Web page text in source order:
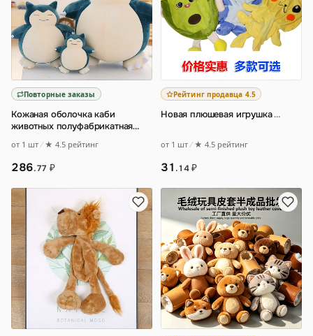
Повторные заказы
Кожаная оболочка каби
животных полуфабрикатная
игрушка кожаная обол
от 1 шт ★ 4.5 рейтинг
286.77 ₽
Рейтинг продавца 4.5
Новая плюшевая игрушка…
от 1 шт ★ 4.5 рейтинг
31 .14₽